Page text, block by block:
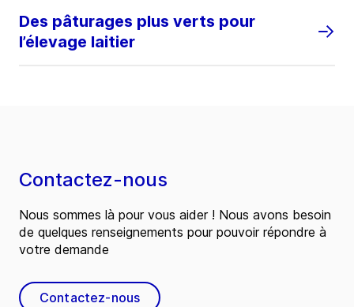
Des pâturages plus verts pour
l’élevage laitier
Contactez-nous
Nous sommes là pour vous aider ! Nous avons besoin
de quelques renseignements pour pouvoir répondre à
votre demande
Contactez-nous